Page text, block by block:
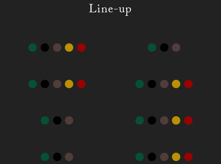
Line-up
● ● ● ● ● ● ● ●
● ● ● ● ● ● ● ● ● ●
● ● ● ● ● ● ● ●
● ● ● ● ● ● ● ●